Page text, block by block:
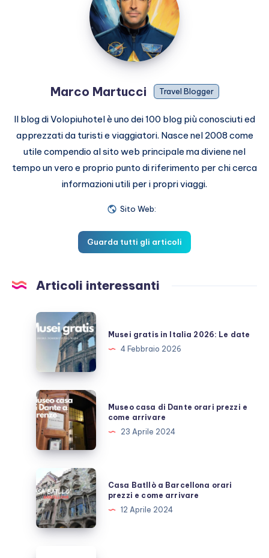
Marco Martucci Travel Blogger
Il blog di Volopiuhotel è uno dei 100 blog più conosciuti ed
apprezzati da turisti e viaggiatori. Nasce nel 2008 come
utile compendio al sito web principale ma diviene nel
tempo un vero e proprio punto di riferimento per chi cerca
informazioni utili per i propri viaggi.
Sito Web:
Guarda tutti gli articoli
Articoli interessanti
Musei
gratis
2026:
Le
date
Musei gratis in Italia 2026: Le date
4 Febbraio 2026
Museo
casa
di
Dante
orari
prezzi
e
come
arrivare
Museo casa di Dante orari prezzi e
come arrivare
23 Aprile 2024
Casa
Batllò
a
Barcellona
orari
Casa Batllò a Barcellona orari
prezzi e come arrivare
12 Aprile 2024